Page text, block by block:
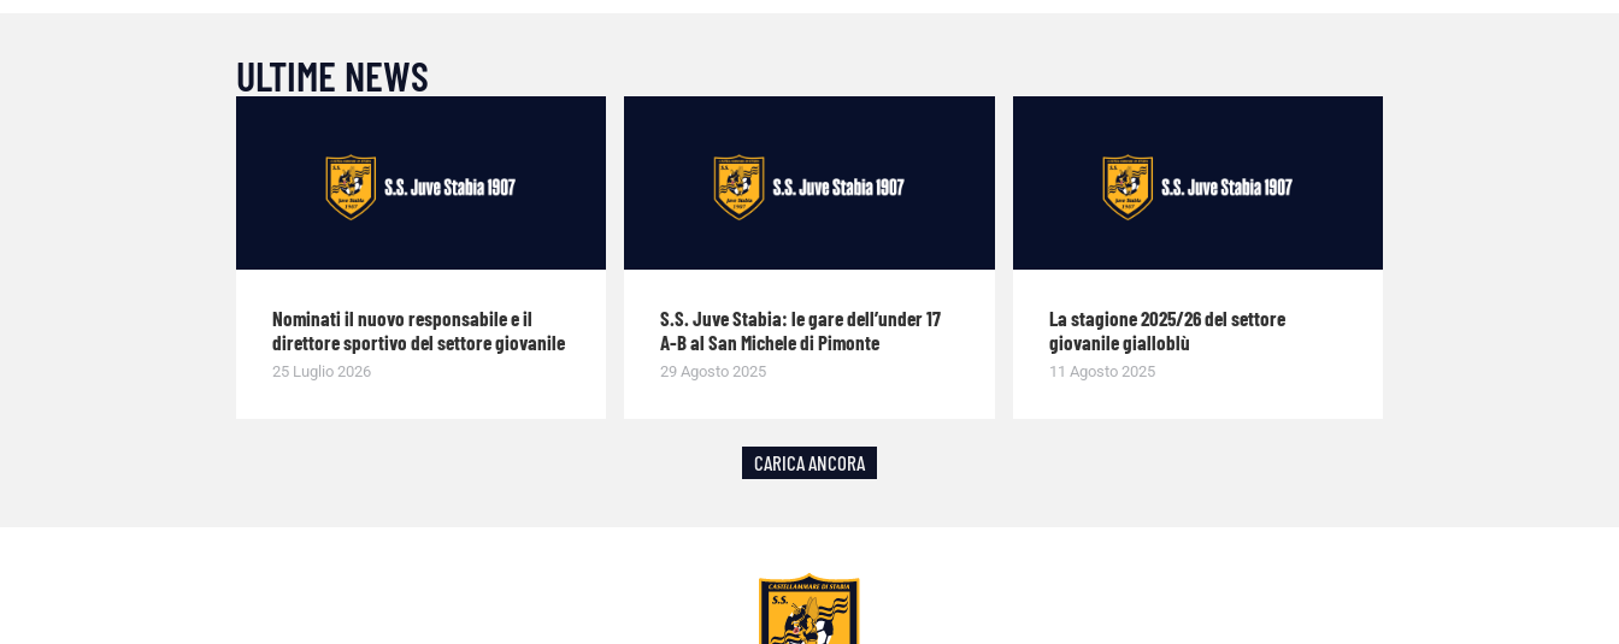
ULTIME NEWS
Nominati il nuovo responsabile e il
direttore sportivo del settore giovanile
25 Luglio 2026
S.S. Juve Stabia: le gare dell’under 17
A-B al San Michele di Pimonte
29 Agosto 2025
La stagione 2025/26 del settore
giovanile gialloblù
11 Agosto 2025
CARICA ANCORA